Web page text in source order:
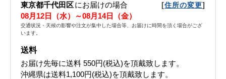
東京都千代田区にお届けの場合 [住所の変更]
08月12日（水）～08月14日（金）
交通状況・天候の影響や注文が集中した場合等、お届けに時間を頂く場合がござ
います。
送料
お届け先毎に送料 550円(税込)を頂戴致します。
沖縄県は送料1,100円(税込)を頂戴致します。